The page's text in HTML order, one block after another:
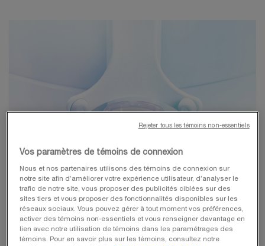
Vos paramètres de témoins de connexion
Nous et nos partenaires utilisons des témoins de connexion sur
notre site afin d’améliorer votre expérience utilisateur, d’analyser le
trafic de notre site, vous proposer des publicités ciblées sur des
sites tiers et vous proposer des fonctionnalités disponibles sur les
réseaux sociaux. Vous pouvez gérer à tout moment vos préférences,
activer des témoins non-essentiels et vous renseigner davantage en
lien avec notre utilisation de témoins dans les paramétrages des
témoins. Pour en savoir plus sur les témoins, consultez notre
Rejeter tous les témoins non-essentiels